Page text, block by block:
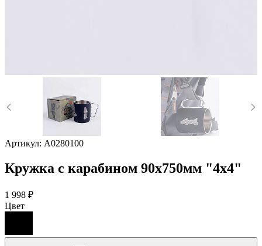
Артикул: A0280100
Кружка с карабином 90х750мм "4х4"
1 998 ₽
Цвет